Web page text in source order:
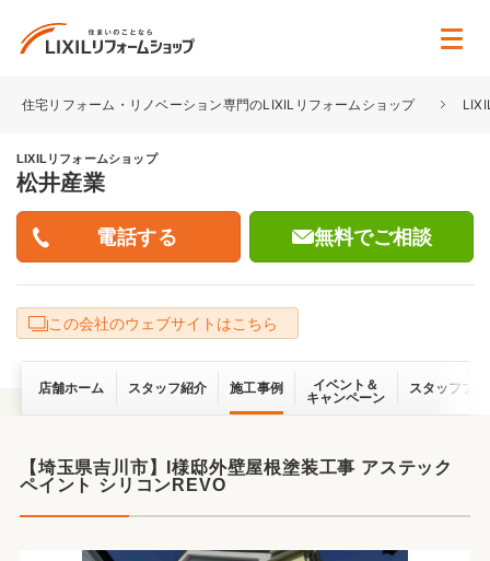
住宅リフォーム・リノベーション専門のLIXILリフォームショップ
LIXILリフォームショップ
松井産業
無料でご相談
この会社のウェブサイトはこちら
店舗ホーム スタッフ紹介 施工事例
イベント＆
キャンペーン
スタッフブ
【埼玉県吉川市】I様邸外壁屋根塗装工事 アステック
ペイント シリコンREVO